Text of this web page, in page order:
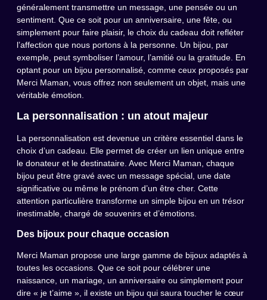
généralement transmettre un message, une pensée ou un
sentiment. Que ce soit pour un anniversaire, une fête, ou
simplement pour faire plaisir, le choix du cadeau doit refléter
l’affection que nous portons à la personne. Un bijou, par
exemple, peut symboliser l’amour, l’amitié ou la gratitude. En
optant pour un bijou personnalisé, comme ceux proposés par
Merci Maman, vous offrez non seulement un objet, mais une
véritable émotion.
La personnalisation : un atout majeur
La personnalisation est devenue un critère essentiel dans le
choix d’un cadeau. Elle permet de créer un lien unique entre
le donateur et le destinataire. Avec Merci Maman, chaque
bijou peut être gravé avec un message spécial, une date
significative ou même le prénom d’un être cher. Cette
attention particulière transforme un simple bijou en un trésor
inestimable, chargé de souvenirs et d’émotions.
Des bijoux pour chaque occasion
Merci Maman propose une large gamme de bijoux adaptés à
toutes les occasions. Que ce soit pour célébrer une
naissance, un mariage, un anniversaire ou simplement pour
dire « je t’aime », il existe un bijou qui saura toucher le cœur